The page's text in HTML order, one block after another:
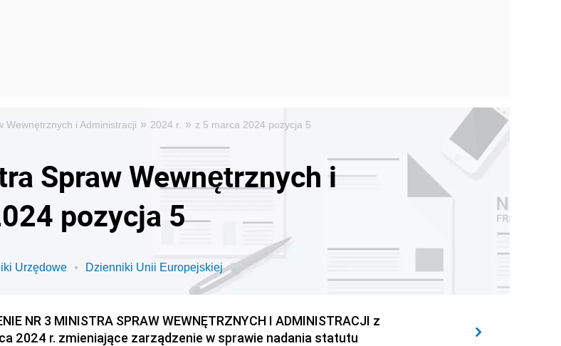
Wewnętrznych i Administracji » 2024 r. » z 5 marca 2024 pozycja 5
Spraw Wewnętrznych i
pozycja 5
Urzędowe Dzienniki Unii Europejskiej
NR 3 MINISTRA SPRAW WEWNĘTRZNYCH I ADMINISTRACJI z
2024 r. zmieniające zarządzenie w sprawie nadania statutu